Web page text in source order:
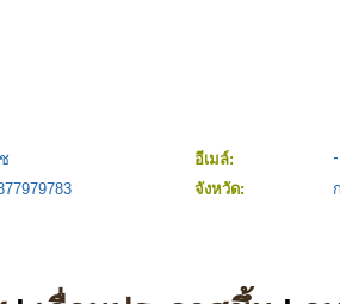
อีเมล์:
จังหวัด: